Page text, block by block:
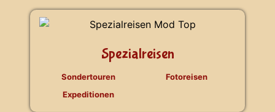
Spezialreisen
Sondertouren
Expeditionen
Fotoreisen